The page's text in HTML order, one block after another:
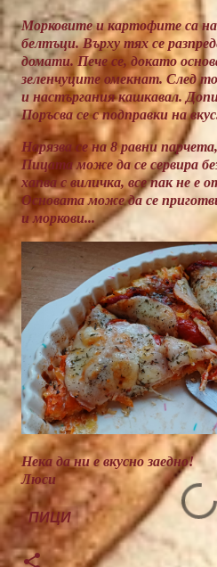
Морковите и картофите са
белтъци. Върху тях се
домати. Пече се, докато
зеленчуците омекнат. След
и настъргания кашкавал.
Поръсва се с подправки на
Нарязва се на 8 равни
Пицата може да се сервира
хапва с виличка, все пак не е
Основата може да се
и моркови...
Нека да ни е вкусно заедно!
Люси
ПИЦИ